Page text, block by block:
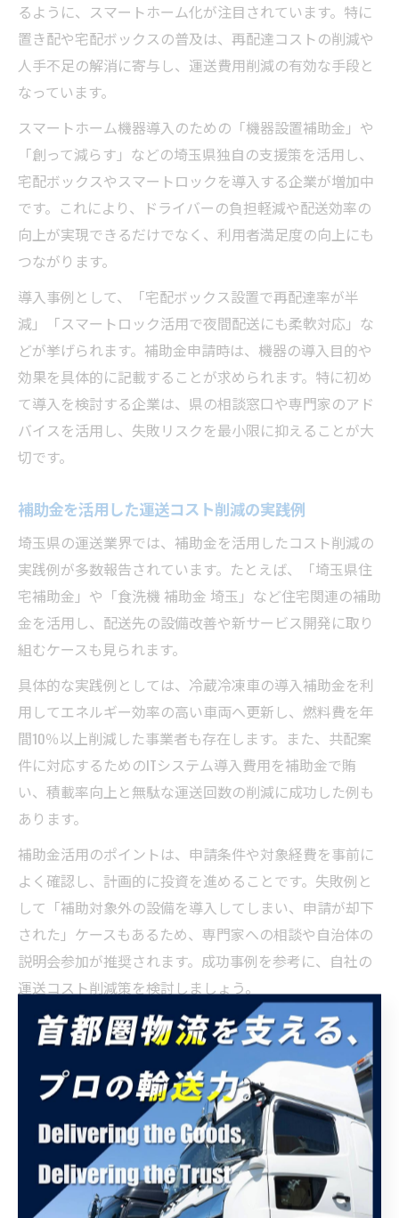
るように、スマートホーム化が注目されています。特に
置き配や宅配ボックスの普及は、再配達コストの削減や
人手不足の解消に寄与し、運送費用削減の有効な手段と
なっています。
スマートホーム機器導入のための「機器設置補助金」や
「創って減らす」などの埼玉県独自の支援策を活用し、
宅配ボックスやスマートロックを導入する企業が増加中
です。これにより、ドライバーの負担軽減や配送効率の
向上が実現できるだけでなく、利用者満足度の向上にも
つながります。
導入事例として、「宅配ボックス設置で再配達率が半
減」「スマートロック活用で夜間配送にも柔軟対応」な
どが挙げられます。補助金申請時は、機器の導入目的や
効果を具体的に記載することが求められます。特に初め
て導入を検討する企業は、県の相談窓口や専門家のアド
バイスを活用し、失敗リスクを最小限に抑えることが大
切です。
補助金を活用した運送コスト削減の実践例
埼玉県の運送業界では、補助金を活用したコスト削減の
実践例が多数報告されています。たとえば、「埼玉県住
宅補助金」や「食洗機 補助金 埼玉」など住宅関連の補助
金を活用し、配送先の設備改善や新サービス開発に取り
組むケースも見られます。
具体的な実践例としては、冷蔵冷凍車の導入補助金を利
用してエネルギー効率の高い車両へ更新し、燃料費を年
間10％以上削減した事業者も存在します。また、共配案
件に対応するためのITシステム導入費用を補助金で賄
い、積載率向上と無駄な運送回数の削減に成功した例も
あります。
補助金活用のポイントは、申請条件や対象経費を事前に
よく確認し、計画的に投資を進めることです。失敗例と
して「補助対象外の設備を導入してしまい、申請が却下
された」ケースもあるため、専門家への相談や自治体の
説明会参加が推奨されます。成功事例を参考に、自社の
運送コスト削減策を検討しましょう。
リフォーム費用補助金の運送活用アイデア
「リフォーム費用 補助金」や「埼玉県住宅補助金」な
ど、住宅リフォーム関連の補助金も運送業界で活用でき
る場面があります。たとえば、物流拠点や営業所の省エ
ネリフォームや、荷捌きスペースの拡張に補助金を使う
ことで、作業効率と安全性を向上させることが可能で
す。